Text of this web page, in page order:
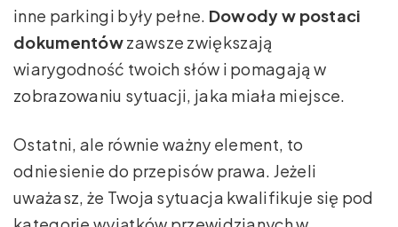
inne parkingi były pełne. Dowody w postaci
dokumentówzawsze zwiększają
wiarygodność twoich słów i pomagają w
zobrazowaniu sytuacji, jaka miała miejsce.
Ostatni, ale równie ważny element, to
odniesienie do przepisów prawa. Jeżeli
uważasz, że Twoja sytuacja kwalifikuje się pod